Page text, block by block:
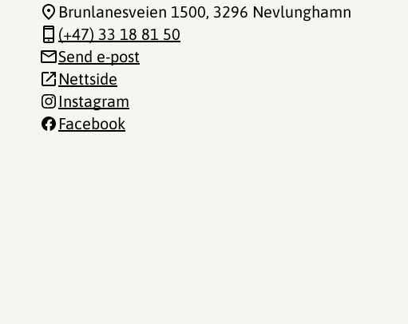
Brunlanesveien 1500, 3296 Nevlunghamn
(+47) 33 18 81 50
Send e-post
Nettside
Instagram
Facebook